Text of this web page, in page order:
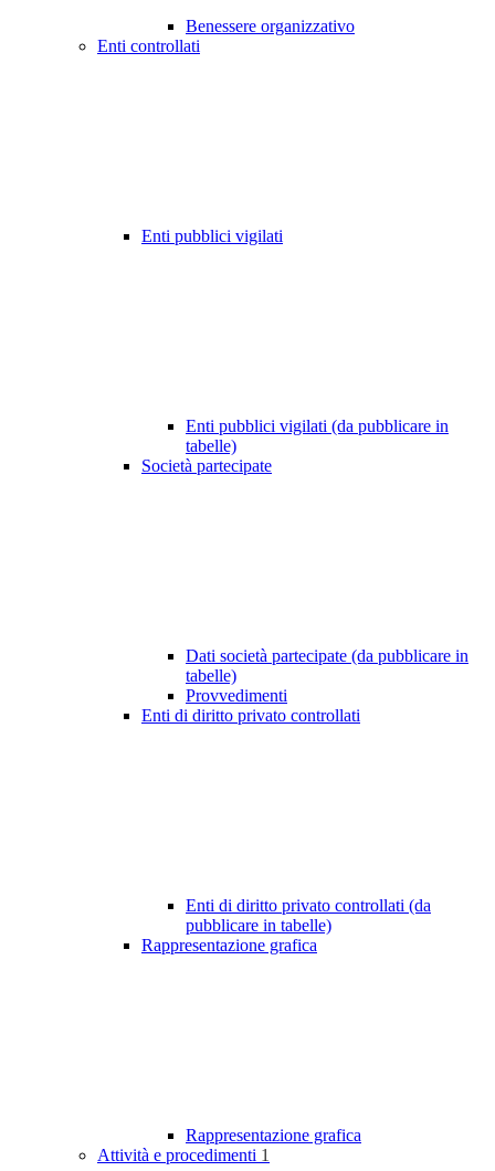
Benessere organizzativo
Enti controllati
Enti pubblici vigilati
Enti pubblici vigilati (da pubblicare in
tabelle)
Società partecipate
Dati società partecipate (da pubblicare in
tabelle)
Provvedimenti
Enti di diritto privato controllati
Enti di diritto privato controllati (da
pubblicare in tabelle)
Rappresentazione grafica
Rappresentazione grafica
Attività e procedimenti 1